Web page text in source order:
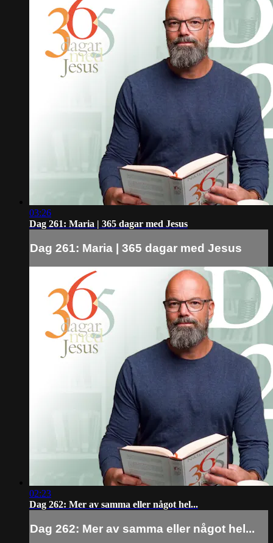
03:26
Dag 261: Maria | 365 dagar med Jesus
Dag 261: Maria | 365 dagar med Jesus
02:23
Dag 262: Mer av samma eller något hel...
Dag 262: Mer av samma eller något hel...